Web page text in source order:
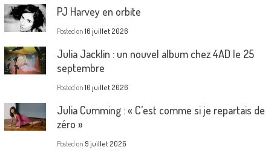
PJ Harvey en orbite
Posted on 16 juillet 2026
Julia Jacklin : un nouvel album chez 4AD le 25
septembre
Posted on 10 juillet 2026
Julia Cumming : « C’est comme si je repartais de
zéro »
Posted on 9 juillet 2026